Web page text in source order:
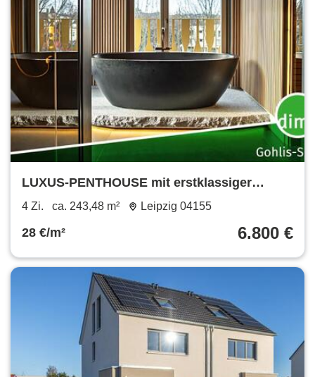
LUXUS-PENTHOUSE mit erstklassiger
Teilmöblierung, Sauna, Klimaanlage, Kamin,
4 Zi. ca. 243,48 m² Leipzig 04155
28 €/m² 6.800 €